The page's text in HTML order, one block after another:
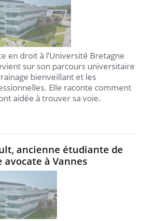
en droit à l’Université Bretagne
sur son parcours universitaire
bienveillant et les
Elle raconte comment
aidée à trouver sa voie.
ancienne étudiante de
avocate à Vannes